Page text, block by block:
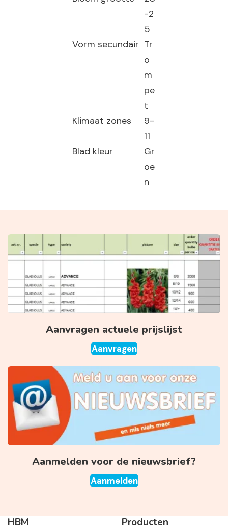
-2
5
Vorm secundair Tr
o
m
pe
t
Klimaat zones
9-
11
Blad kleur
Gr
oe
n
Aanvragen actuele prijslijst
Aanvragen
Aanmelden voor de nieuwsbrief?
Aanmelden
HBM Producten